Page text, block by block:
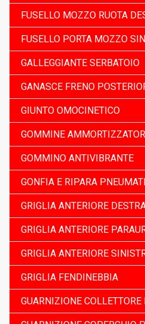
FUSELLO MOZZO RUOTA
FUSELLO PORTA MOZZO
GALLEGGIANTE SERBATOIO
GANASCE FRENO
GIUNTO OMOCINETICO
GOMMINE
GOMMINO ANTIVIBRANTE
GONFIA E RIPARA
GRIGLIA ANTERIORE
GRIGLIA ANTERIORE
GRIGLIA ANTERIORE
GRIGLIA FENDINEBBIA
GUARNIZIONE COLLETTORE